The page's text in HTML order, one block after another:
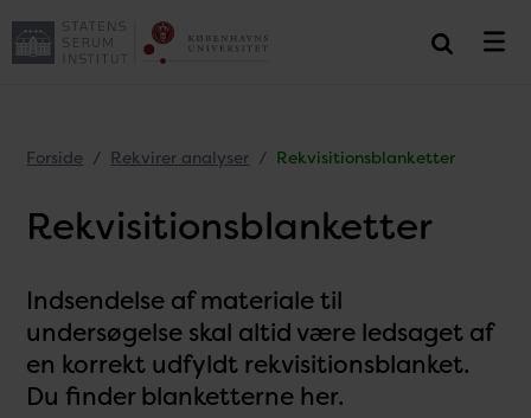
Forside Rekvirer analyser Rekvisitionsblanketter
Rekvisitionsblanketter
Indsendelse af materiale til
undersøgelse skal altid være ledsaget af
en korrekt udfyldt rekvisitionsblanket.
Du finder blanketterne her.